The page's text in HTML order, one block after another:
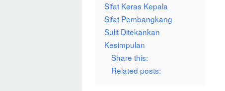
Sifat Keras Kepala
Sifat Pembangkang
Sulit Ditekankan
Kesimpulan
Share this:
Related posts: